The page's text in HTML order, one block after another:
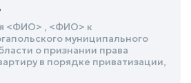
<ФИО> , <ФИО> к
муниципального
о признании права
в порядке приватизации,